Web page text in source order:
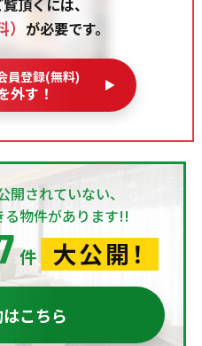
頂くには、
が必要です。
員登録(無料)
外す！
開されていない、
物件があります!!
件 大公開！
こちら